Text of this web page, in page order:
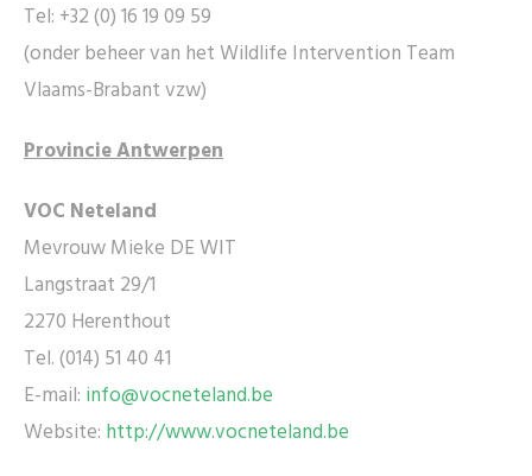
Tel: +32 (0) 16 19 09 59
(onder beheer van het Wildlife Intervention Team
Vlaams-Brabant vzw)
Provincie Antwerpen
VOC Neteland
Mevrouw Mieke DE WIT
Langstraat 29/1
2270 Herenthout
Tel. (014) 51 40 41
E-mail: info@vocneteland.be
Website: http://www.vocneteland.be